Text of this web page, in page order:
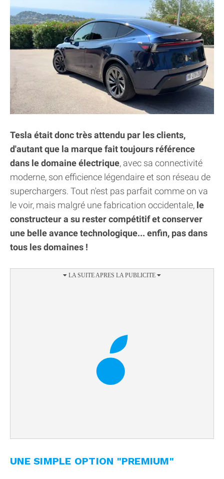
Tesla était donc très attendu par les clients,
d'autant que la marque fait toujours référence
dans le domaine électrique, avec sa connectivité
moderne, son efficience légendaire et son réseau de
superchargers. Tout n'est pas parfait comme on va
le voir, mais malgré une fabrication occidentale, le
constructeur a su rester compétitif et conserver
une belle avance technologique... enfin, pas dans
tous les domaines !
UNE SIMPLE OPTION "PREMIUM"